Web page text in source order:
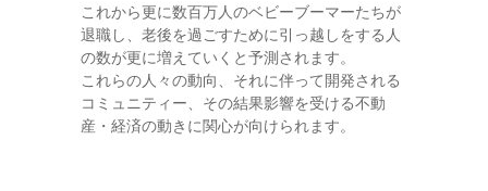
これから更に数百万人のベビーブーマーたちが
退職し、老後を過ごすために引っ越しをする人
の数が更に増えていくと予測されます。
これらの人々の動向、それに伴って開発される
コミュニティー、その結果影響を受ける不動
産・経済の動きに関心が向けられます。